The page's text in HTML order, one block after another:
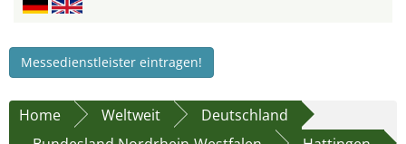
Messedienstleister eintragen!
Home Weltweit
Deutschland